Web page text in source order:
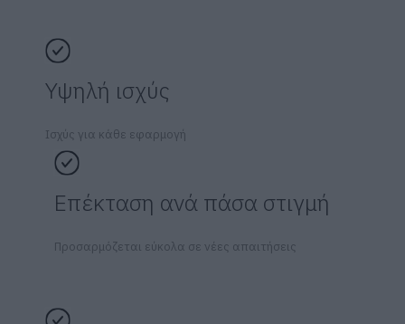
Υψηλή ισχύς
Ισχύς για κάθε εφαρμογή
Επέκταση ανά πάσα στιγμή
Προσαρμόζεται εύκολα σε νέες απαιτήσεις